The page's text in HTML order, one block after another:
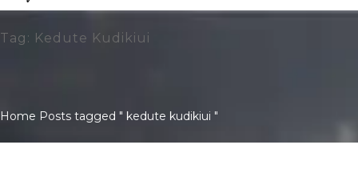
Tag: Kedute Kudikiui
Home Posts tagged " kedute kudikiui "